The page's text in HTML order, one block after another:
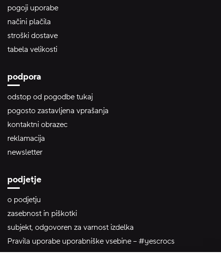
pogoji uporabe
načini plačila
stroški dostave
tabela velikosti
podpora
odstop od pogodbe tukaj
pogosto zastavljena vprašanja
kontaktni obrazec
reklamacija
newsletter
podjetje
o podjetju
zasebnost in piškotki
subjekt, odgovoren za varnost izdelka
Pravila uporabe uporabniške vsebine – #yescrocs